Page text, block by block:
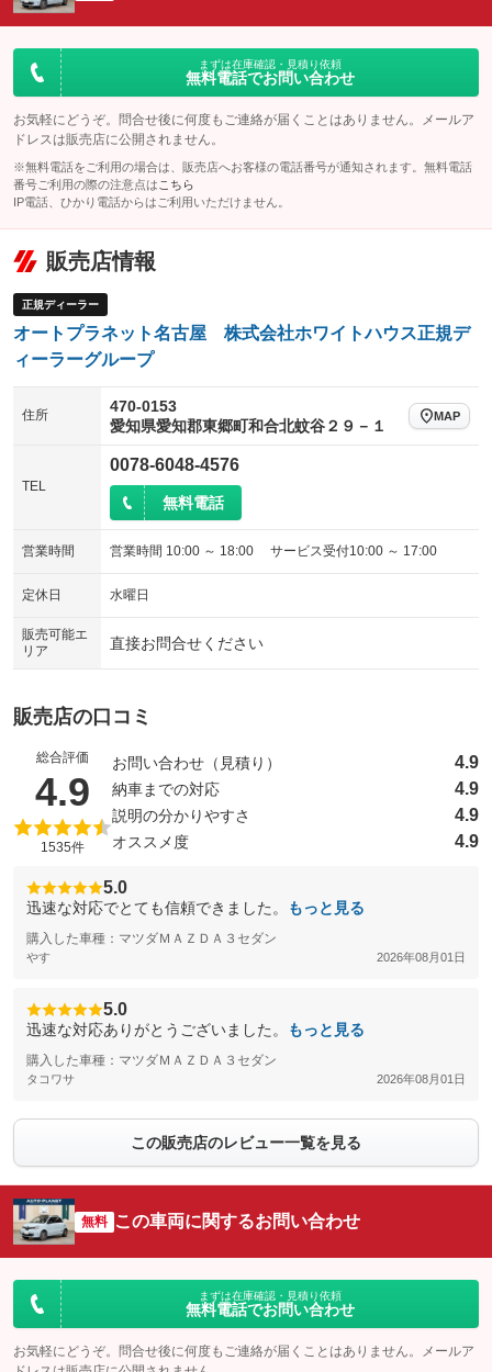
：装備なし
：装備なし
まずは在庫確認・見積り依頼
無料電話でお問い合わせ
お気軽にどうぞ。問合せ後に何度もご連絡が届くことはありません。メールア
ドレスは販売店に公開されません。
※無料電話をご利用の場合は、販売店へお客様の電話番号が通知されます。無料電話
番号ご利用の際の注意点は こちら
IP電話、ひかり電話からはご利用いただけません。
販売店情報
正規ディーラー
オートプラネット名古屋 株式会社ホワイトハウス正規デ
ィーラーグループ
住所
470-0153
愛知県愛知郡東郷町和合北蚊谷２９－１
MAP
TEL
0078-6048-4576
無料電話
営業時間 営業時間 10:00 ～ 18:00 サービス受付10:00 ～ 17:00
定休日 水曜日
販売可能エ
リア
直接お問合せください
販売店の口コミ
総合評価
4.9 （5点満点中）
1535件
お問い合わせ（見積り） 4.9
納車までの対応 4.9
説明の分かりやすさ 4.9
オススメ度 4.9
5.0
迅速な対応でとても信頼できました。 もっと見る
購入した車種：マツダＭＡＺＤＡ３セダン
やす 2026年08月01日
5.0
迅速な対応ありがとうございました。 もっと見る
購入した車種：マツダＭＡＺＤＡ３セダン
タコワサ 2026年08月01日
この販売店のレビュー一覧を見る
無料 この車両に関するお問い合わせ
まずは在庫確認・見積り依頼
無料電話でお問い合わせ
お気軽にどうぞ。問合せ後に何度もご連絡が届くことはありません。メールア